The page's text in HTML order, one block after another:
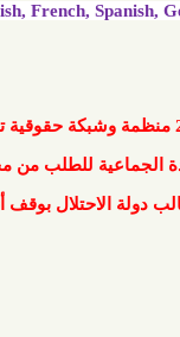
English,
من محكمة العدل
بوقف أنشطتها